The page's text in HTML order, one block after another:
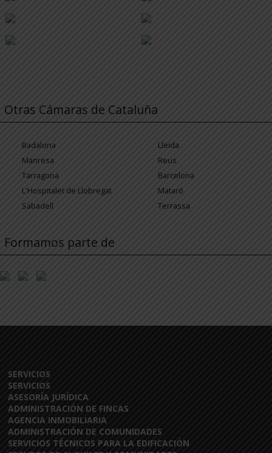
Otras Cámaras de Cataluña
Badalona
Lleida
Manresa
Reus
Tarragona
Barcelona
L'Hospitalet de Llobregat
Mataró
Sabadell
Terrassa
Formamos parte de
SERVICIOS
SERVICIOS
ASESORÍA JURÍDICA
ADMINISTRACIÓN DE FINCAS
AGENCIA INMOBILIARIA
ADMINISTRACIÓN DE COMUNIDADES
SERVICIOS TÉCNICOS PARA LA EDIFICACIÓN